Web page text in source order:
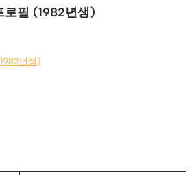
로필 (1982년생)
년생)